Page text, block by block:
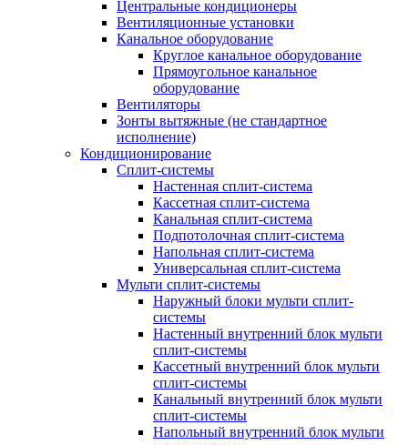
Центральные кондиционеры
Вентиляционные установки
Канальное оборудование
Круглое канальное оборудование
Прямоугольное канальное
оборудование
Вентиляторы
Зонты вытяжные (не стандартное
исполнение)
Кондиционирование
Сплит-системы
Настенная сплит-система
Кассетная сплит-система
Канальная сплит-система
Подпотолочная сплит-система
Напольная сплит-система
Универсальная сплит-система
Мульти сплит-системы
Наружный блоки мульти сплит-
системы
Настенный внутренний блок мульти
сплит-системы
Кассетный внутренний блок мульти
сплит-системы
Канальный внутренний блок мульти
сплит-системы
Напольный внутренний блок мульти